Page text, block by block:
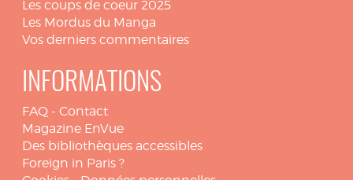
Les coups de coeur 2025
Les Mordus du Manga
Vos derniers commentaires
INFORMATIONS
FAQ - Contact
Magazine EnVue
Des bibliothèques accessibles
Foreign in Paris ?